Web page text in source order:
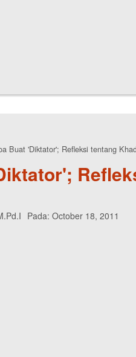
Buat 'Diktator'; Refleksi tentang
Pada: October 18, 2011